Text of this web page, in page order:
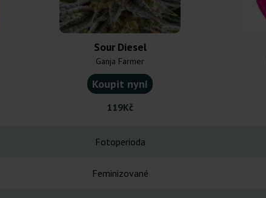
Sour Diesel
Ganja Farmer
Koupit nyní
119Kč
Fotoperioda
Feminizované